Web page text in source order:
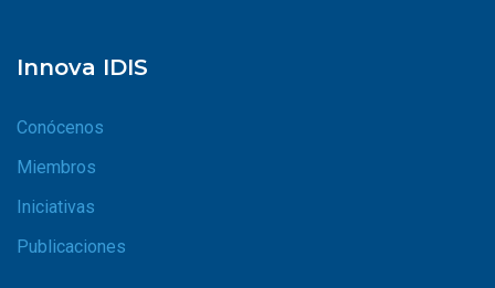
Innova IDIS
Conócenos
Miembros
Iniciativas
Publicaciones